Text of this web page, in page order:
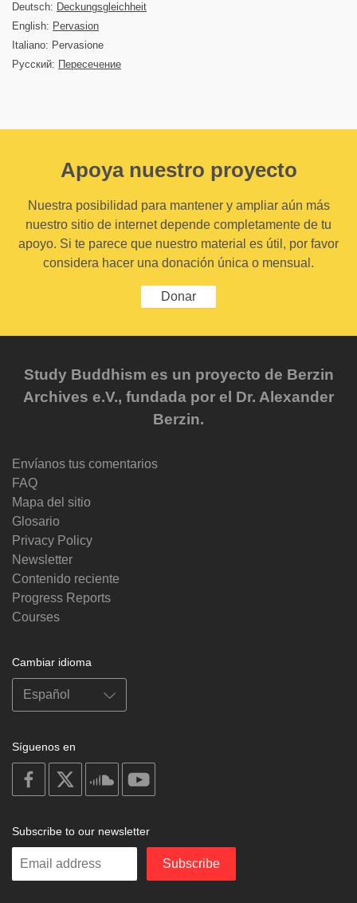
Deutsch: Deckungsgleichheit
English: Pervasion
Italiano: Pervasione
Русский: Пересечение
Apoya nuestro proyecto
Nuestra posibilidad para mantener y ampliar aún más
nuestro sitio de internet depende completamente de tu
apoyo. Si te parece que nuestro material es útil, por favor
considera hacer una donación única o mensual.
Donar
Study Buddhism es un proyecto de Berzin
Archives e.V., fundada por el Dr. Alexander
Berzin.
Envíanos tus comentarios
FAQ
Mapa del sitio
Glosario
Privacy Policy
Newsletter
Contenido reciente
Progress Reports
Courses
Cambiar idioma
Síguenos en
on
facebook
soundcloud
Subscribe to our newsletter
Enter
Subscribe